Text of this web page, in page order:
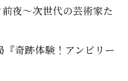
夜〜次世代の芸術家た
奇跡体験！アンビリー